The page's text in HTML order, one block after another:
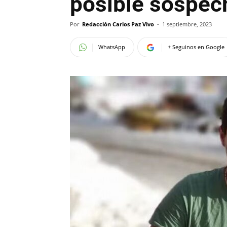
Por Redacción Carlos Paz Vivo - 1 septiembre, 2023
WhatsApp + Seguinos en Google